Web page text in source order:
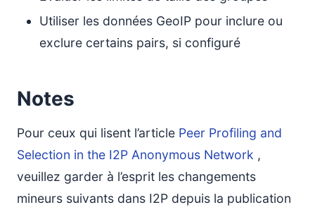
Utiliser les données GeoIP pour inclure ou
exclure certains pairs, si configuré
Notes
Pour ceux qui lisent l’article Peer Profiling and
Selection in the I2P Anonymous Network ,
veuillez garder à l’esprit les changements
mineurs suivants dans I2P depuis la publication